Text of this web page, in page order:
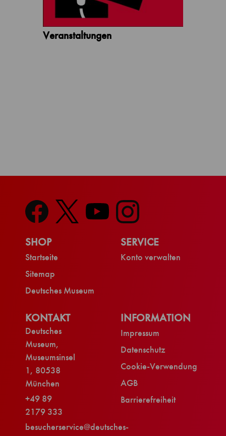
Veranstaltungen
SHOP
Startseite
Sitemap
Deutsches Museum
SERVICE
Konto verwalten
INFORMATION
Impressum
Datenschutz
Cookie-Verwendung
AGB
Barrierefreiheit
KONTAKT
Deutsches
Museum,
Museumsinsel
1, 80538
München
+49 89
2179 333
besucherservice@deutsches-